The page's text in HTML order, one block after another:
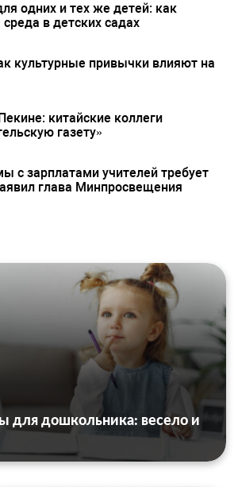
одних и тех же детей: как
в детских садах
культурные привычки влияют на
китайские коллеги
газету»
с зарплатами учителей требует
глава Минпросвещения
для дошкольника: весело и